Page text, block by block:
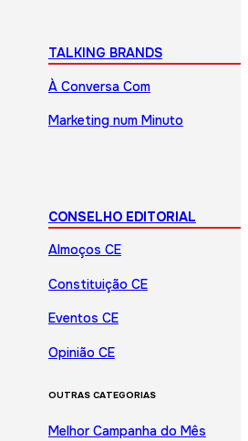
TALKING BRANDS
À Conversa Com
Marketing num Minuto
CONSELHO EDITORIAL
Almoços CE
Constituição CE
Eventos CE
Opinião CE
OUTRAS CATEGORIAS
Melhor Campanha do Mês